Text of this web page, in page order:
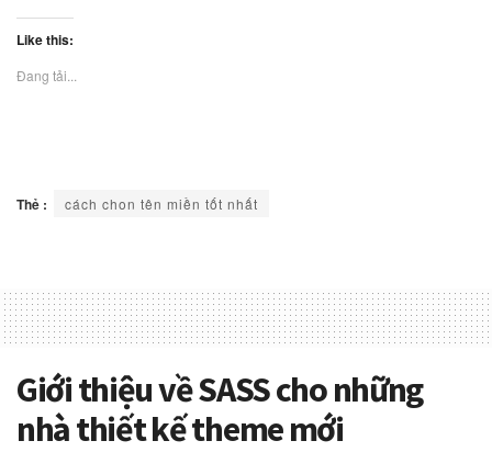
Like this:
Đang tải...
Thẻ : cách chon tên miền tốt nhất
Giới thiệu về SASS cho những
nhà thiết kế theme mới